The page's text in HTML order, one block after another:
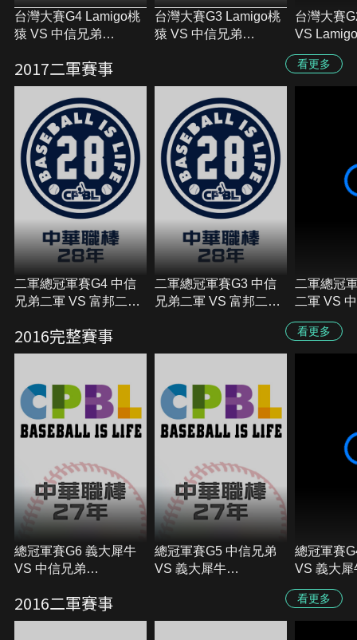
台灣大賽G4 Lamigo桃
猿 VS 中信兄弟
台灣大賽G3 Lamigo桃
猿 VS 中信兄弟
台灣大賽
VS
2017/10/
2017二軍賽事 看更多
二軍總冠軍賽G4 中信
兄弟二軍 VS 富邦二軍
二軍總冠軍賽G3 中信
兄弟二軍 VS 富邦二軍
二軍總冠
二軍 VS
2017/09/
2016完整賽事 看更多
總冠軍賽G6 義大犀牛
VS 中信兄弟
總冠軍賽G5 中信兄弟
VS 義大犀牛
總冠軍賽
VS 義大犀
2016/10/
2016二軍賽事 看更多